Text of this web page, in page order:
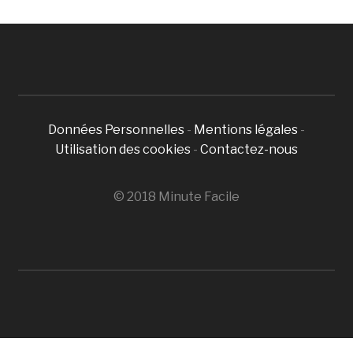
Données Personnelles - Mentions légales -
Utilisation des cookies - Contactez-nous
© 2018 Minute Facile